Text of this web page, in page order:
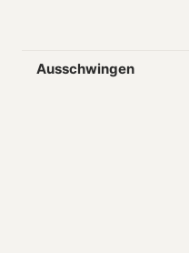
Ausschwingen